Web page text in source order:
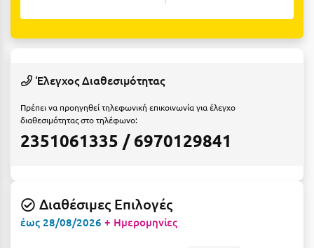
Δ
Δελφοί
Διακοπτό
Ε
Ελούντα Κρήτης
Έλεγχος Διαθεσιμότητας
Πρέπει να προηγηθεί τηλεφωνική επικοινωνία για έλεγχο
διαθεσιμότητας στο τηλέφωνο:
2351061335 / 6970129841
Διαθέσιμες Επιλογές
έως 28/08/2026 + Ημερομηνίες